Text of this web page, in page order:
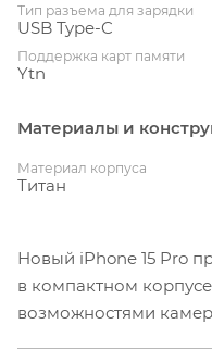
Тип разъема для зарядки
USB Type-C
Поддержка карт памяти
Ytn
Материалы и
Материал корпуса
Титан
Новый iPhone 15 Pro
в компактном
возможностями